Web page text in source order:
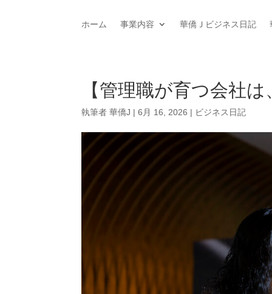
ホーム 事業内容 華僑Ｊビジネス日記
【管理職が育つ会社
執筆者華僑J |6月 16, 2026 | ビジネス日記